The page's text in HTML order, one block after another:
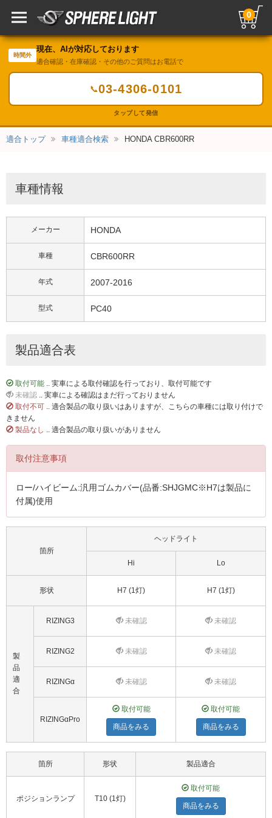
0
時間外
現在、AIが対応しております
適合確認・在庫確認・その他のご質問はお電話で
📞03-4306-0101
タップして発信
適合トップ 車種適合検索 HONDA CBR600RR
車種情報
メーカー HONDA
車種 CBR600RR
年式 2007-2016
型式 PC40
製品適合表
取付可能 .. 実車による取付確認を行っており、取付可能です
未確認 .. 実車による確認はまだ行っておりません
取付不可 .. 適合製品の取り扱いはありますが、こちらの車種には取り付けで
きません
製品なし .. 適合製品の取り扱いがありません
取付注意事項
ロー/ハイビーム:汎用ゴムカバー(品番:SHJGMC※H7は製品に
付属)使用
箇所
ヘッドライト
Hi Lo
形状 H7 (1灯) H7 (1灯)
製
品
適
合
RIZING3 未確認 未確認
RIZING2 未確認 未確認
RIZINGα 未確認 未確認
RIZINGαPro
取付可能
商品をみる
取付可能
商品をみる
箇所 形状 製品適合
ポジションランプ T10 (1灯)
取付可能
商品をみる